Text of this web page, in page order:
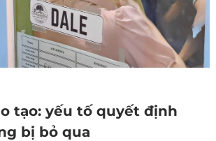
tạo: yếu tố quyết định
bị bỏ qua